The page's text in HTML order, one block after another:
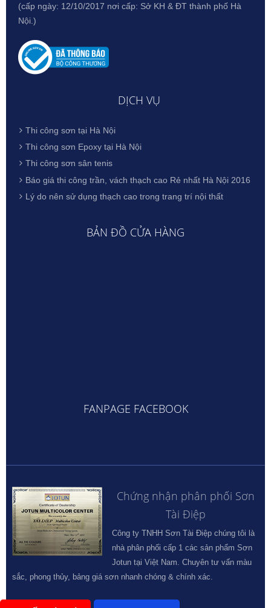
(cấp ngày: 12/10/2017 nơi cấp: Sở KH & ĐT thành phố Hà
Nội.)
DỊCH VỤ
Thi công sơn tại Hà Nội
Thi công sơn Epoxy tại Hà Nội
Thi công sơn sân tenis
Báo giá thi công trần, vách thạch cao Rẻ nhất Hà Nội 2016
Lý do nên sử dụng thạch cao trong trang trí nội thất
BẢN ĐỒ CỬA HÀNG
FANPAGE FACEBOOK
Chứng nhận phân phối Sơn
Tài Điệp
Công ty TNHH Sơn Tài Điệp chúng tôi là
nhà phân phối cấp 1 các sản phẩm Sơn
Jotun tại Việt Nam. Chuyên tư vấn màu
sắc, phong thủy, bảng giá sơn nhanh chóng & chính xác.